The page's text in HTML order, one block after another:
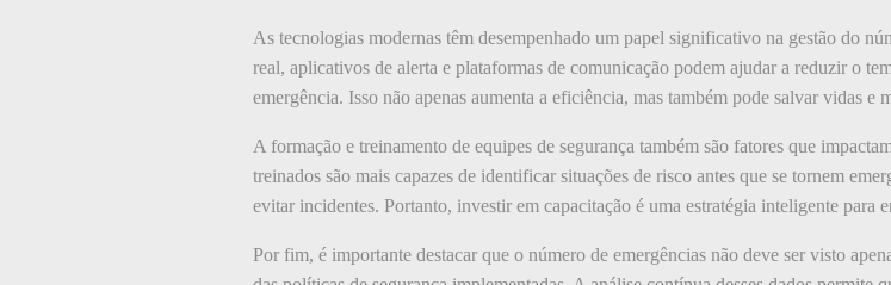
As tecnologias modernas têm desempenhado um papel significativo na gestão do
real, aplicativos de alerta e plataformas de comunicação podem ajudar a reduzir o
emergência. Isso não apenas aumenta a eficiência, mas também pode salvar vidas e
A formação e treinamento de equipes de segurança também são fatores que
treinados são mais capazes de identificar situações de risco antes que se tornem
evitar incidentes. Portanto, investir em capacitação é uma estratégia inteligente para
Por fim, é importante destacar que o número de emergências não deve ser visto